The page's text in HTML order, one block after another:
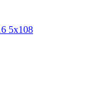
5x108